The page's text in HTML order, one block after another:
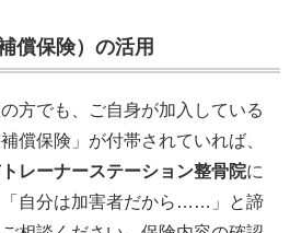
償保険）の活用
方でも、ご自身が加入している
償保険」が付帯されていれば、
レーナーステーション整骨院に
「自分は加害者だから……」と諦